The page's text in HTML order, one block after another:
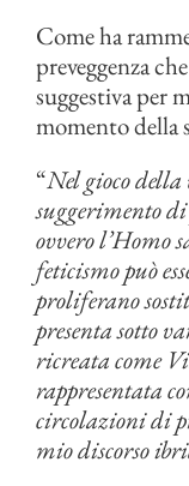
Come ha
preveggenza
suggestiva per
momento della
“Nel gioco
suggerimento di
ovvero l’Homo
feticismo può
proliferano
presenta sotto
ricreata come
rappresentata
circolazioni di
mio discorso